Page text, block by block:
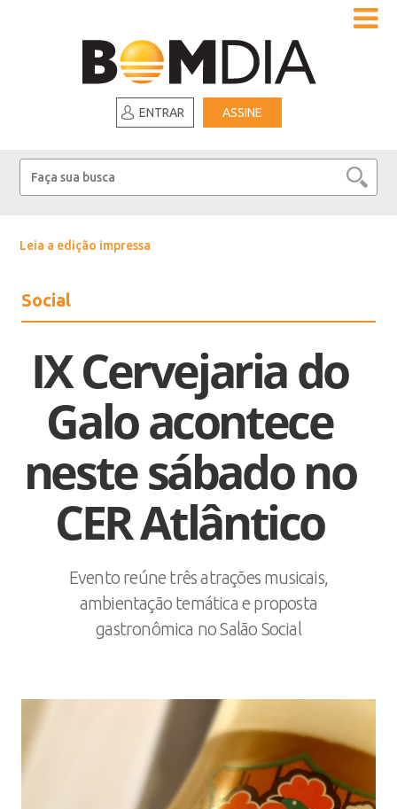
ENTRAR ASSINE
Leia a edição impressa
Social
IX Cervejaria do
Galo acontece
neste sábado no
CER Atlântico
Evento reúne três atrações musicais,
ambientação temática e proposta
gastronômica no Salão Social